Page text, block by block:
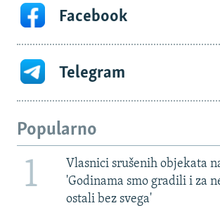
Facebook
Telegram
Popularno
1
Vlasnici srušenih objekata
'Godinama smo gradili i za
ostali bez svega'